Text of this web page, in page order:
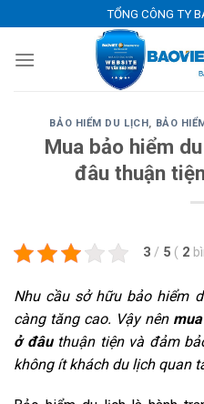
to
content
TỔNG CÔNG TY
BẢO HIỂM DU LỊCH, BẢO
Mua bảo hiểm
đâu thuận
3 / 5 ( 2
Nhu cầu sở hữu bảo hiểm
càng tăng cao. Vậy nên
ở đâu thuận tiện và đảm
không ít khách du lịch quan